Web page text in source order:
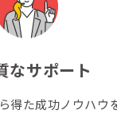
なサポート
得た成功ノウハウ